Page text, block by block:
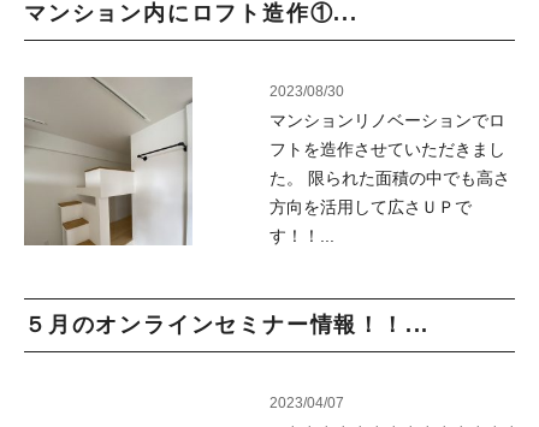
マンション内にロフト造作①...
2023/08/30
マンションリノベーションでロ
フトを造作させていただきまし
た。 限られた面積の中でも高さ
方向を活用して広さＵＰで
す！！...
５月のオンラインセミナー情報！！...
2023/04/07